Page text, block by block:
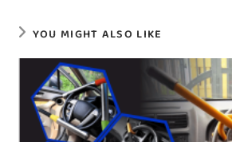
YOU MIGHT ALSO LIKE